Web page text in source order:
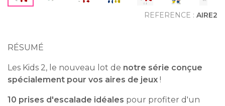
REFERENCE : AIRE2
RÉSUMÉ
Les Kids 2, le nouveau lot de notre série conçue
spécialement pour vos aires de jeux !
10 prises d'escalade idéales pour profiter d'un